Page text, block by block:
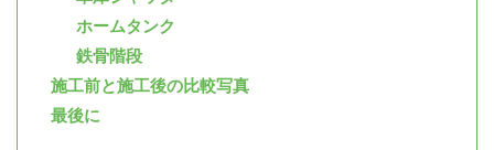
ホームタンク
鉄骨階段
施工前と施工後の比較写真
最後に